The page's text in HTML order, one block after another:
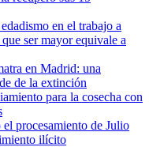
en el trabajo a
ser mayor equivale a
en Madrid: una
de la extinción
para la cosecha con
procesamiento de Julio
ilícito